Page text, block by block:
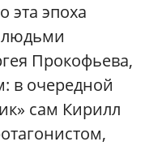
эта эпоха
людьми
Прокофьева,
в очередной
сам Кирилл